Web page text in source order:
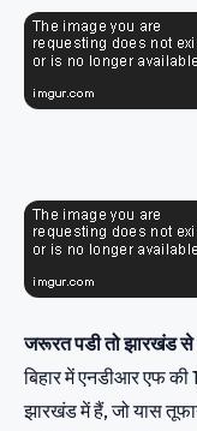
जरूरत पडी तो झारखंड से
बिहार में एनडीआर एफ की
झारखंड में हैं, जो यास